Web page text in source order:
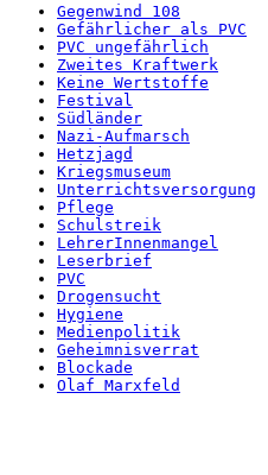
Gegenwind 108
Gefährlicher als PVC
PVC ungefährlich
Zweites Kraftwerk
Keine Wertstoffe
Festival
Südländer
Nazi-Aufmarsch
Hetzjagd
Kriegsmuseum
Unterrichtsversorgung
Pflege
Schulstreik
LehrerInnenmangel
Leserbrief
PVC
Drogensucht
Hygiene
Medienpolitik
Geheimnisverrat
Blockade
Olaf Marxfeld